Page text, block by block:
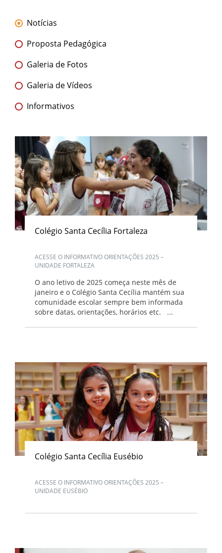
Notícias
Proposta Pedagógica
Galeria de Fotos
Galeria de Vídeos
Informativos
Colégio Santa Cecília Fortaleza
ACESSE O INFORMATIVO ORIENTAÇÕES 2025 –
UNIDADE FORTALEZA
O ano letivo de 2025 começa neste mês de
janeiro e o Colégio Santa Cecília mantém sua
comunidade escolar sempre bem informada
sobre datas, orientações, horários etc. ...
Colégio Santa Cecília Eusébio
ACESSE O INFORMATIVO ORIENTAÇÕES 2025 –
UNIDADE EUSÉBIO